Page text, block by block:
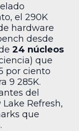
el 290K
hardware
desde
24 núcleos
que
por ciento
9 285K.
del
Refresh,
que